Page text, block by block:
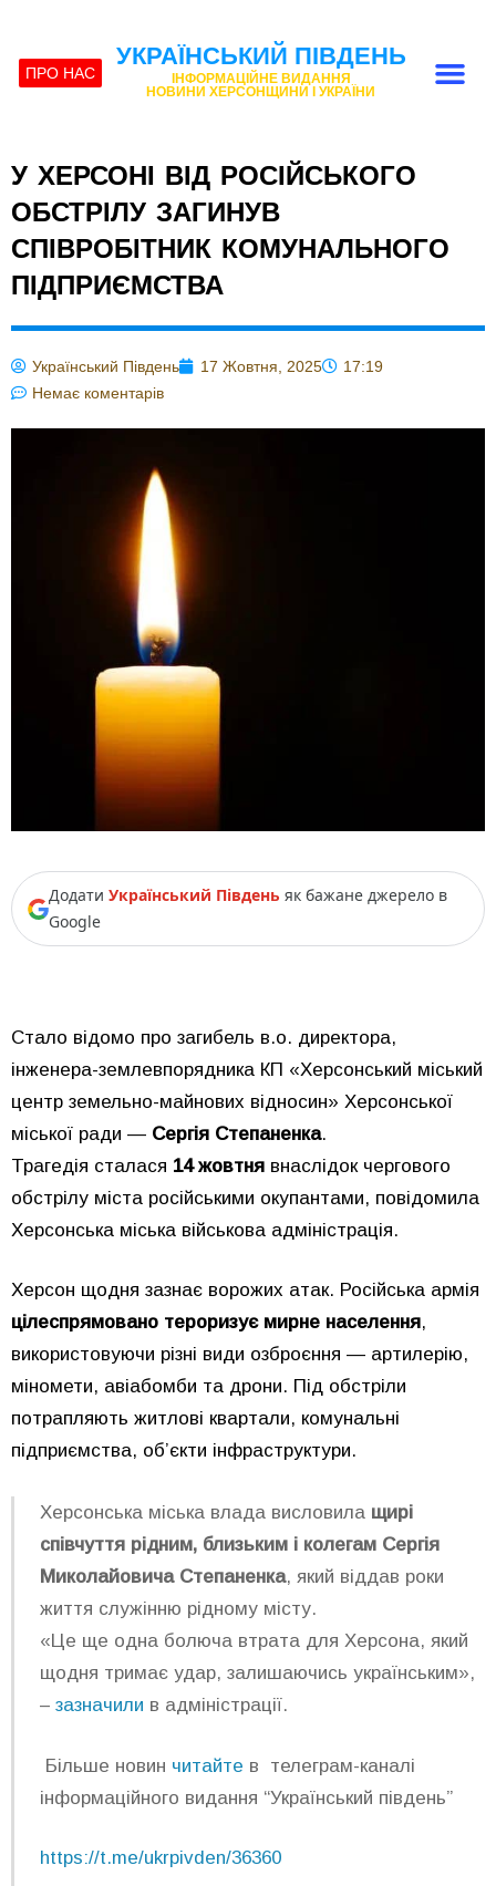
ПРО НАС
УКРАЇНСЬКИЙ ПІВДЕНЬ
ІНФОРМАЦІЙНЕ ВИДАННЯ
НОВИНИ ХЕРСОНЩИНИ І УКРАЇНИ
У ХЕРСОНІ ВІД РОСІЙСЬКОГО
ОБСТРІЛУ ЗАГИНУВ
СПІВРОБІТНИК КОМУНАЛЬНОГО
ПІДПРИЄМСТВА
Український Південь 17 Жовтня, 2025
17:19
Немає коментарів
Додати Український Південь як бажане джерело в
Google
Стало відомо про загибель в.о. директора,
інженера-землевпорядника КП «Херсонський міський
центр земельно-майнових відносин» Херсонської
міської ради — Сергія Степаненка.
Трагедія сталася 14 жовтня внаслідок чергового
обстрілу міста російськими окупантами, повідомила
Херсонська міська військова адміністрація.
Херсон щодня зазнає ворожих атак. Російська армія
цілеспрямовано тероризує мирне населення,
використовуючи різні види озброєння — артилерію,
міномети, авіабомби та дрони. Під обстріли
потрапляють житлові квартали, комунальні
підприємства, об’єкти інфраструктури.
Херсонська міська влада висловила щирі
співчуття рідним, близьким і колегам Сергія
Миколайовича Степаненка, який віддав роки
життя служінню рідному місту.
«Це ще одна болюча втрата для Херсона, який
щодня тримає удар, залишаючись українським»,
– зазначили в адміністрації.
Більше новин читайте в телеграм-каналі
інформаційного видання “Український південь”
https://t.me/ukrpivden/36360